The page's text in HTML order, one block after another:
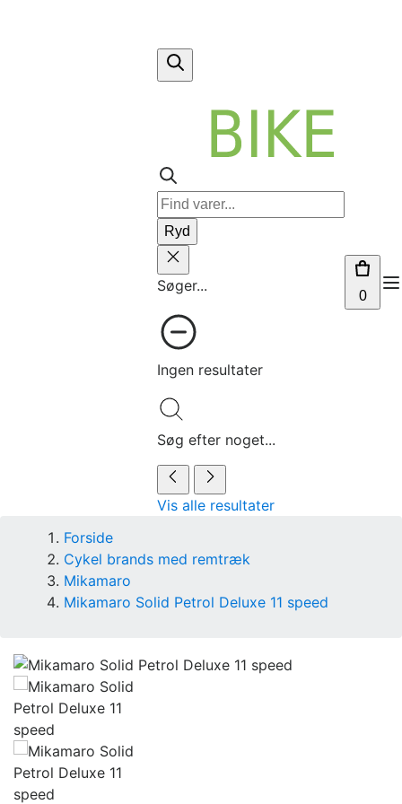
Ryd
Søger...
Ingen resultater
Søg efter noget...
Vis alle resultater
0
Forside
Cykel brands med remtræk
Mikamaro
Mikamaro Solid Petrol Deluxe 11 speed